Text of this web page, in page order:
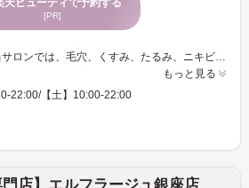
天ビューティで予約する
[PR]
韓国式肌管理に特化した当サロンでは、毛穴、くすみ、たるみ、ニキビなどの肌悩みをしっかりと改善したい方へ向けた結果重視のケアを提供しています。韓国最先端の肌管理技術を駆使し、一回でも変化が実感できる施術を心掛けています。ニキビや肌荒れに悩む方には、肌状態を見極めた負担を抑えたケアで健やかな肌を目指します。カウンセリングでは肌状態のみならず、生活習慣やご予算に応じて最短で理想の肌へ導くプランをご提案します。無駄なメニューや押し売りはありませんので安心してご利用ください。施術後には毛穴レスでツヤのある水光肌が期待できます。どこに行っても変化がなかった方にこそ、ぜひ一度体験していただきたいサロンです。
もっと見る
22:00/【土】10:00-22:00